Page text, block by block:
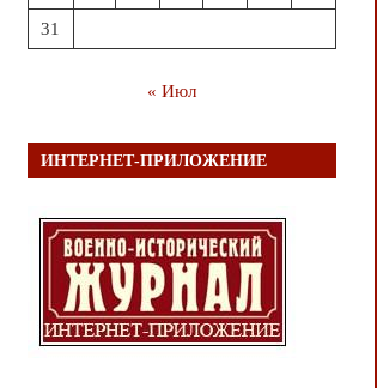
31
« Июл
ИНТЕРНЕТ-ПРИЛОЖЕНИЕ